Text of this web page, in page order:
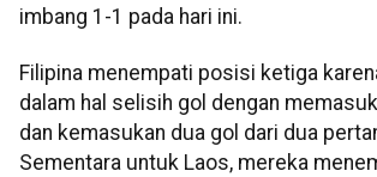
imbang 1-1 pada hari ini.
Filipina menempati posisi ketiga
dalam hal selisih gol dengan
dan kemasukan dua gol dari dua
Sementara untuk Laos, mereka